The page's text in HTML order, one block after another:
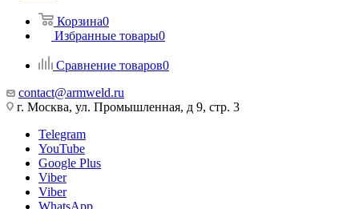
Корзина0
Избранные товары0
Сравнение товаров0
contact@armweld.ru
г. Москва, ул. Промышленная, д 9, стр. 3
Telegram
YouTube
Google Plus
Viber
Viber
WhatsApp